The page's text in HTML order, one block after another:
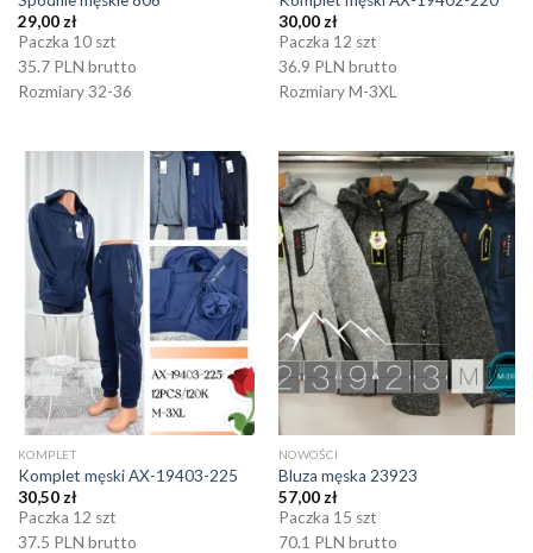
29,00 zł
Paczka 10 szt
35.7 PLN brutto
Rozmiary 32-36
30,00 zł
Paczka 12 szt
36.9 PLN brutto
Rozmiary M-3XL
KOMPLET
Komplet męski AX-19403-225
30,50 zł
Paczka 12 szt
37.5 PLN brutto
NOWOŚCI
Bluza męska 23923
57,00 zł
Paczka 15 szt
70.1 PLN brutto